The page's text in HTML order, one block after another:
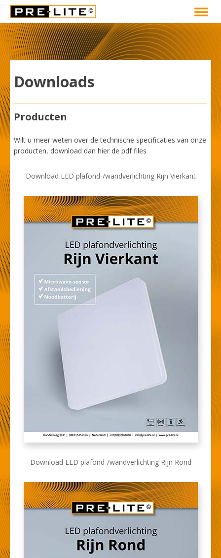
Downloads
Producten
Wilt u meer weten over de technische specificaties van onze
producten, download dan hier de pdf files
Download LED plafond-/wandverlichting Rijn Vierkant
Download LED plafond-/wandverlichting Rijn Rond